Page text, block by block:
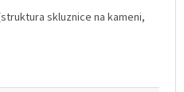
skluznice na kameni,